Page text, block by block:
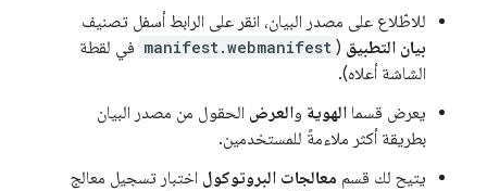
للاطّلاع على مصدر البيان، انقر على الرابط أسفل تصنيف
بيان التطبيق (
manifest.webmanifest في لقطة
الشاشة أعلاه).
يعرض قسما الهوية والعرض الحقول من مصدر البيان
بطريقة أكثر ملاءمةً للمستخدمين.
يتيح لك قسم معالجات البروتوكول اختبار تسجيل معالج